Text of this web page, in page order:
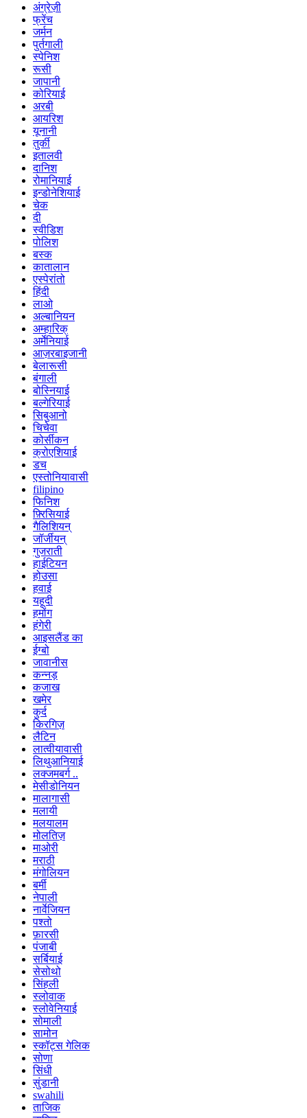
अंग्रेज़ी
फ्रेंच
जर्मन
पुर्तगाली
स्पेनिश
रूसी
जापानी
कोरियाई
अरबी
आयरिश
यूनानी
तुर्की
इतालवी
दानिश
रोमानियाई
इन्डोनेशियाई
चेक
दी
स्वीडिश
पोलिश
बस्क
कातालान
एस्पेरांतो
हिंदी
लाओ
अल्बानियन
अम्हारिक्
अर्मेनियाई
आज़रबाइजानी
बेलारूसी
बंगाली
बोस्नियाई
बल्गेरियाई
सिबुआनो
चिचेवा
कोर्सीकन
क्रोएशियाई
डच
एस्तोनियावासी
filipino
फिनिश
फ़्रिसियाई
गैलिशियन्
जॉर्जीयन्
गुजराती
हाईटियन
होउसा
हवाई
यहूदी
हमोंग
हंगेरी
आइसलैंड का
ईग्बो
जावानीस
कन्नड़
कजाख
खमेर
कुर्द
किरगिज़
लैटिन
लात्वीयावासी
लिथुआनियाई
लक्जमबर्ग ..
मेसीडोनियन
मालागासी
मलायी
मलयालम
मोलतिज़
माओरी
मराठी
मंगोलियन
बर्मी
नेपाली
नार्वेजियन
पश्तो
फ़ारसी
पंजाबी
सर्बियाई
सेसोथो
सिंहली
स्लोवाक
स्लोवेनियाई
सोमाली
सामोन
स्कॉट्स गेलिक
सोणा
सिंधी
सुंडानी
swahili
ताजिक